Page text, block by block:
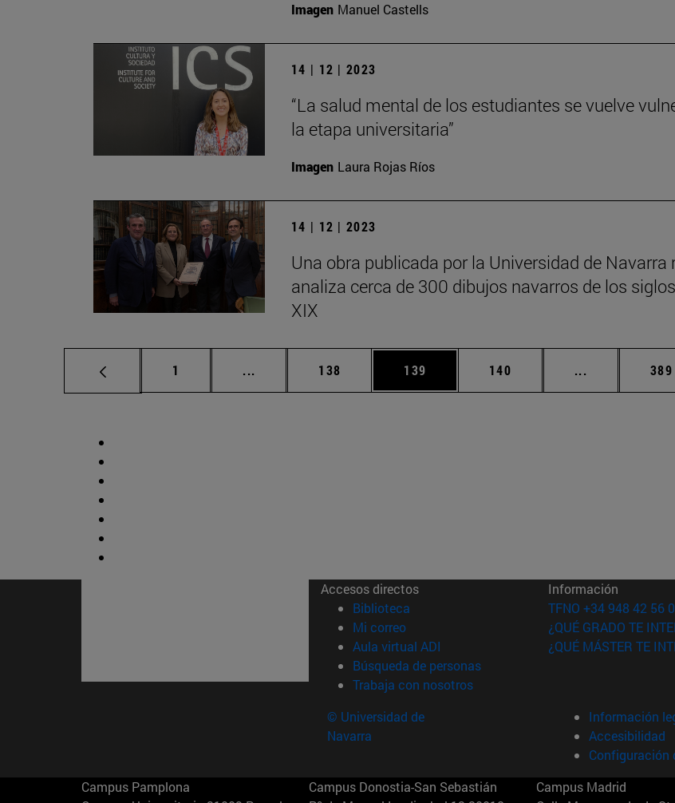
Imagen Manuel Castells
14 | 12 | 2023
“La salud mental de los estudiantes se vuelve
la etapa universitaria”
Imagen Laura Rojas Ríos
14 | 12 | 2023
Una obra publicada por la Universidad de Navarra
analiza cerca de 300 dibujos navarros de los
XIX
Página
1 ... Páginas intermedias Use TAB para desplazarse.
Página
138 Página
139 Página
140 ... Páginas 389
Accesos directos
Biblioteca (abre en nueva ventana)
Mi correo(abre en nueva ventana)
Aula virtual ADI (abre en nueva ventana)
Búsqueda de personas(abre en nueva ventana)
Trabaja con nosotros(abre en nueva ventana)
Información
TFNO +34 948 42 56
¿QUÉ GRADO TE
¿QUÉ MÁSTER TE
© Universidad de
Navarra
Información
Accesibilidad
Configuración
Campus Pamplona
Campus Donostia-San Sebastián
Campus Madrid